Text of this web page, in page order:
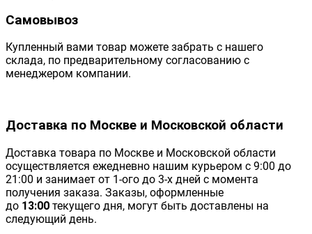
Самовывоз
Купленный вами товар можете забрать с нашего
склада, по предварительному согласованию с
менеджером компании.
Доставка по Москве и Московской области
Доставка товара по Москве и Московской области
осуществляется ежедневно нашим курьером с 9:00 до
21:00 и занимает от 1-ого до 3-х дней с момента
получения заказа. Заказы, оформленные
до 13:00 текущего дня, могут быть доставлены на
следующий день.